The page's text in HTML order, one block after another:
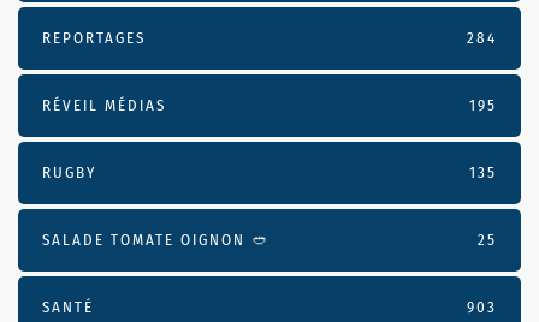
REPORTAGES 284
RÉVEIL MÉDIAS 195
RUGBY 135
SALADE TOMATE OIGNON 🥙 25
SANTÉ 903